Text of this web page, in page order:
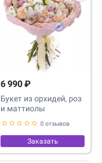
6 990 ₽
Букет из орхидей, роз
и маттиолы
0 отзывов
Заказать